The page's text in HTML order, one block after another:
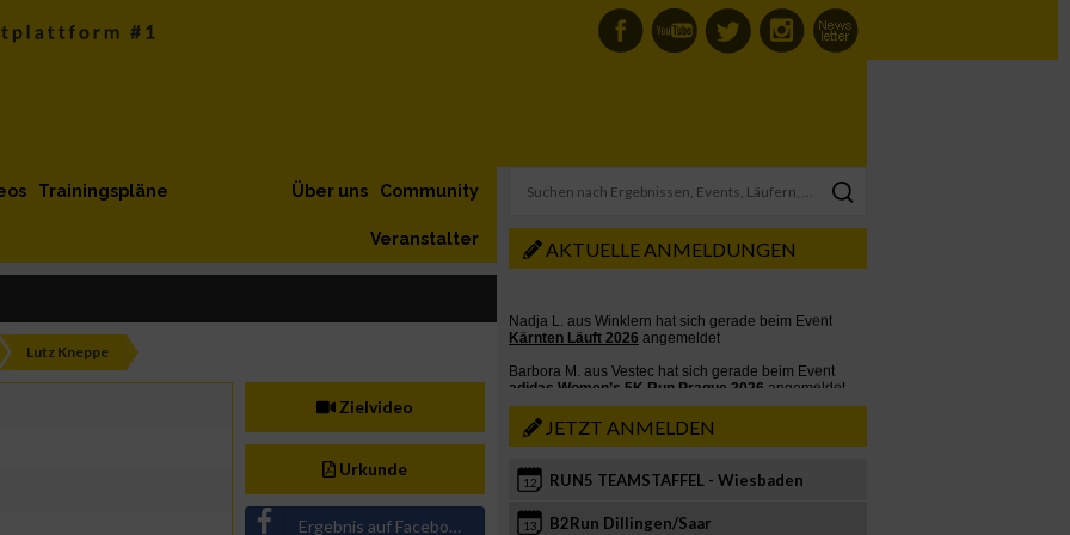
Trainingspläne Community
Über uns
Veranstalter
Lutz Kneppe
Zielvideo
Urkunde
Ergebnis auf Facebook teilen
AKTUELLE ANMELDUNGEN
JETZT ANMELDEN
12 RUN5 TEAMSTAFFEL - Wiesbaden
13 B2Run Dillingen/Saar